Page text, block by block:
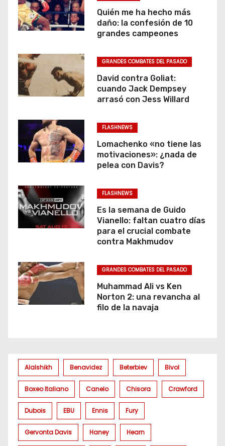
Quién me ha hecho más
daño: la confesión de 10
grandes campeones
GRANDES COMBATES DEL PASADO
David contra Goliat:
cuando Jack Dempsey
arrasó con Jess Willard
FLASHNEWS
Lomachenko «no tiene las
motivaciones»: ¿nada de
pelea con Davis?
FLASHNEWS
Es la semana de Guido
Vianello: faltan cuatro días
para el crucial combate
contra Makhmudov
GRANDES COMBATES DEL PASADO
Muhammad Ali vs Ken
Norton 2: una revancha al
filo de la navaja
Alalshikh Benavidez Beterbiev Bivol
Boxeo Italiano Canelo Chisora Crawford
Dubois EBU Ennis Fury
Gervonta Davis Haney Hearn